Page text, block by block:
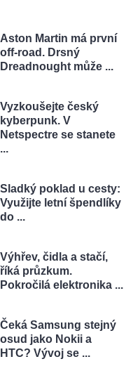
Aston Martin má první
off-road. Drsný
Dreadnought může ...
Vyzkoušejte český
kyberpunk. V
Netspectre se stanete
...
Sladký poklad u cesty:
Využijte letní špendlíky
do ...
Výhřev, čidla a stačí,
říká průzkum.
Pokročilá elektronika ...
Čeká Samsung stejný
osud jako Nokii a
HTC? Vývoj se ...